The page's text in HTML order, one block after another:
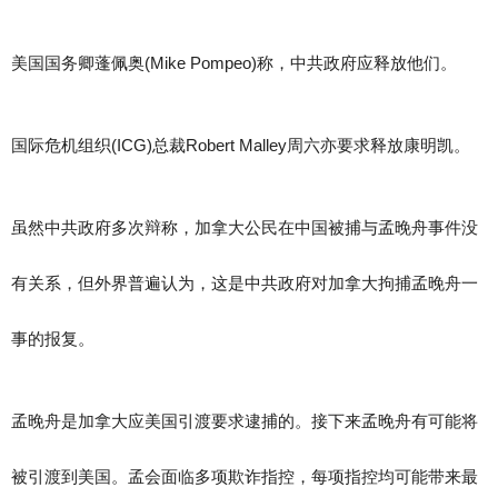
美国国务卿蓬佩奥(Mike Pompeo)称，中共政府应释放他们。
国际危机组织(ICG)总裁Robert Malley周六亦要求释放康明凯。
虽然中共政府多次辩称，加拿大公民在中国被捕与孟晚舟事件没
有关系，但外界普遍认为， 这是中共政府对加拿大拘捕孟晚舟一
事的报复。
孟晚舟是加拿大应美国引渡要求逮捕的。接下来孟晚舟有可能将
被引渡到美国。孟会面临多项欺诈指控，每项指控均可能带来最